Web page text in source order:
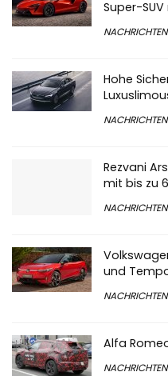
Super-
NACHRICHTEN
Hohe
NACHRICHTEN
Rezvani
mit bis zu
NACHRICHTEN
und
NACHRICHTEN
Alfa
NACHRICHTEN